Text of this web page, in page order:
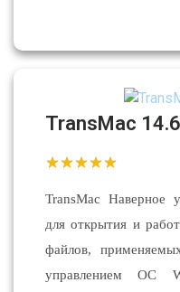
TransMac
TransMac Наверное
для открытия и
файлов,
управлением ОС